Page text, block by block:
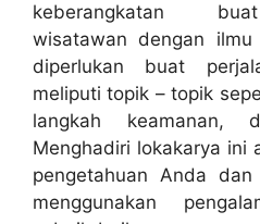
keberangkatan
wisatawan dengan
diperlukan buat
meliputi topik – topik
langkah keamanan,
Menghadiri lokakarya ini
pengetahuan Anda
menggunakan